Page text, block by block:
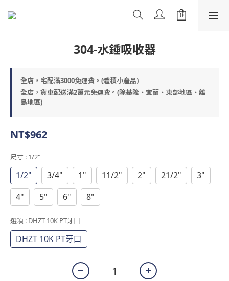
304-水錘吸收器
全店，宅配滿3000免運費。(體積小產品)
全店，貨車配送滿2萬元免運費。(除基隆、宜蘭、東部地區、離
島地區)
NT$962
尺寸 : 1/2"
1/2" 3/4" 1" 11/2" 2" 21/2"
3"
4"
5" 6" 8"
選項 : DHZT 10K PT牙口
DHZT 10K PT牙口